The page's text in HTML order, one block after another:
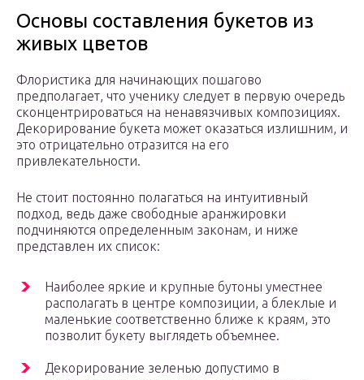
Основы составления букетов из
живых цветов
Флористика для начинающих пошагово
предполагает, что ученику следует в первую очередь
сконцентрироваться на ненавязчивых композициях.
Декорирование букета может оказаться излишним, и
это отрицательно отразится на его
привлекательности.
Не стоит постоянно полагаться на интуитивный
подход, ведь даже свободные аранжировки
подчиняются определенным законам, и ниже
представлен их список:
Наиболее яркие и крупные бутоны уместнее
располагать в центре композиции, а блеклые и
маленькие соответственно ближе к краям, это
позволит букету выглядеть объемнее.
Декорирование зеленью допустимо в